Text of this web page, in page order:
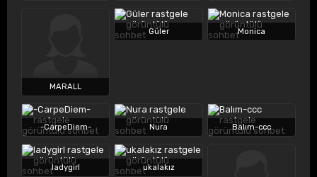
MARALL
Güler Monica
-CarpeDiem- Nura Balım-ccc
ladygirl ukalakız